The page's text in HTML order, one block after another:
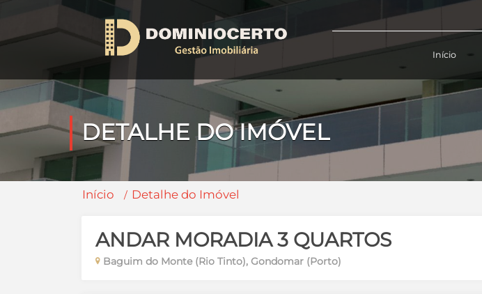
Início
DETALHE DO IMÓVEL
Início Detalhe do Imóvel
ANDAR MORADIA 3 QUARTOS
Baguim do Monte (Rio Tinto), Gondomar (Porto)